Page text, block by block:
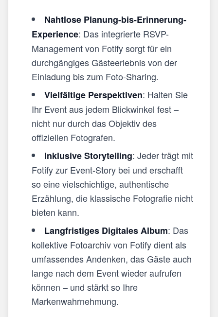
Nahtlose Planung-bis-Erinnerung-
Experience: Das integrierte RSVP-
Management von Fotify sorgt für ein
durchgängiges Gästeerlebnis von der
Einladung bis zum Foto-Sharing.
Vielfältige Perspektiven: Halten Sie
Ihr Event aus jedem Blickwinkel fest –
nicht nur durch das Objektiv des
offiziellen Fotografen.
Inklusive Storytelling: Jeder trägt mit
Fotify zur Event-Story bei und erschafft
so eine vielschichtige, authentische
Erzählung, die klassische Fotografie nicht
bieten kann.
Langfristiges Digitales Album: Das
kollektive Fotoarchiv von Fotify dient als
umfassendes Andenken, das Gäste auch
lange nach dem Event wieder aufrufen
können – und stärkt so Ihre
Markenwahrnehmung.